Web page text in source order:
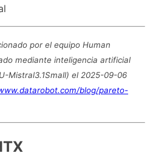
por el equipo Human
mediante inteligencia artificial
Mistral3.1Small) el 2025-09-06
blog/pareto-